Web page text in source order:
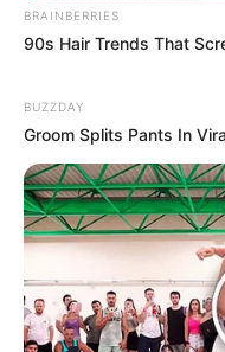
BRAINBERRIES
90s Hair Trends That
BUZZDAY
Groom Splits Pants In